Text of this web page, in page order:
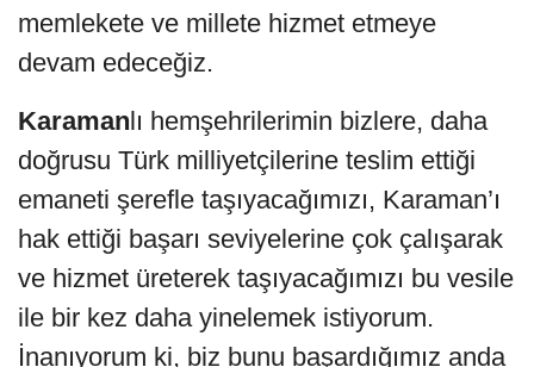
memlekete ve millete hizmet etmeye
devam edeceğiz.
Karamanlı hemşehrilerimin bizlere, daha
doğrusu Türk milliyetçilerine teslim ettiği
emaneti şerefle taşıyacağımızı, Karaman’ı
hak ettiği başarı seviyelerine çok çalışarak
ve hizmet üreterek taşıyacağımızı bu vesile
ile bir kez daha yinelemek istiyorum.
İnanıyorum ki, biz bunu başardığımız anda